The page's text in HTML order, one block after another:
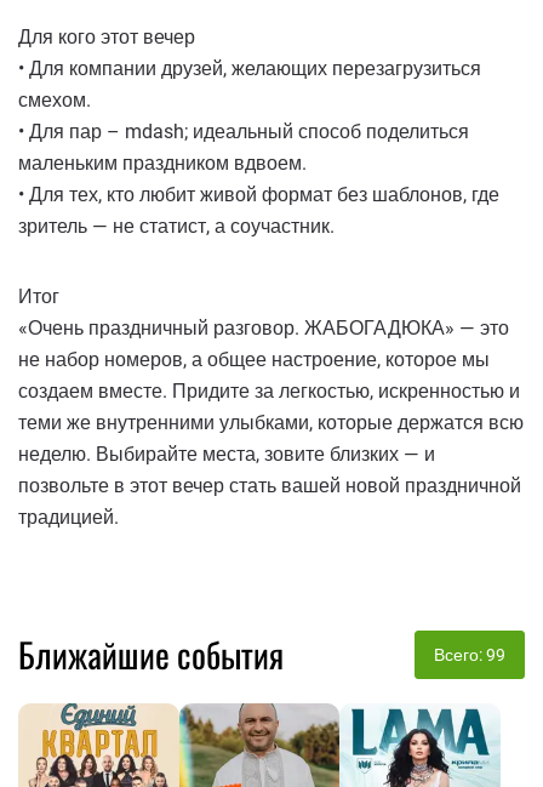
Для кого этот вечер
• Для компании друзей, желающих перезагрузиться
смехом.
• Для пар – mdash; идеальный способ поделиться
маленьким праздником вдвоем.
• Для тех, кто любит живой формат без шаблонов, где
зритель — не статист, а соучастник.
Итог
«Очень праздничный разговор. ЖАБОГАДЮКА» — это
не набор номеров, а общее настроение, которое мы
создаем вместе. Придите за легкостью, искренностью и
теми же внутренними улыбками, которые держатся всю
неделю. Выбирайте места, зовите близких — и
позвольте в этот вечер стать вашей новой праздничной
традицией.
Ближайшие события Всего: 99